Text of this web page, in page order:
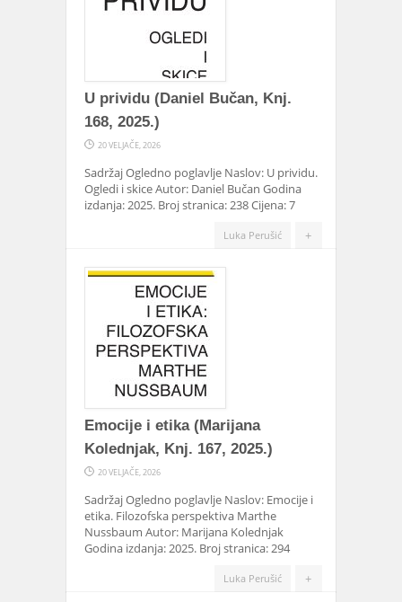
U prividu (Daniel Bučan, Knj.
168, 2025.)
20 VELJAČE, 2026
Sadržaj Ogledno poglavlje Naslov: U prividu.
Ogledi i skice Autor: Daniel Bučan Godina
izdanja: 2025. Broj stranica: 238 Cijena: 7
+
Luka Perušić
Emocije i etika (Marijana
Kolednjak, Knj. 167, 2025.)
20 VELJAČE, 2026
Sadržaj Ogledno poglavlje Naslov: Emocije i
etika. Filozofska perspektiva Marthe
Nussbaum Autor: Marijana Kolednjak
Godina izdanja: 2025. Broj stranica: 294
+
Luka Perušić